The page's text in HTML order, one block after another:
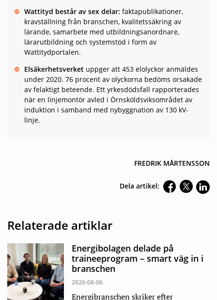
Wattityd består av sex delar: faktapublikationer,
kravställning från branschen, kvalitetssäkring av
lärande, samarbete med utbildningsanordnare,
lärarutbildning och systemstöd i form av
Wattitydportalen.
Elsäkerhetsverket uppger att 453 elolyckor anmäldes
under 2020. 76 procent av olyckorna bedöms orsakade
av felaktigt beteende. Ett yrkesdödsfall rapporterades
när en linjemontör avled i Örnsköldsviksområdet av
induktion i samband med nybyggnation av 130 kV-
linje.
FREDRIK MÅRTENSSON
Dela artikel:
Relaterade artiklar
Energibolagen delade på
traineeprogram – smart väg in i
branschen
2026-08-06
Energibranschen skriker efter